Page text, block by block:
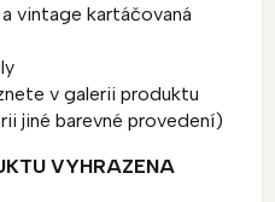
vintage kartáčovaná
v galerii produktu
jiné barevné provedení)
VYHRAZENA